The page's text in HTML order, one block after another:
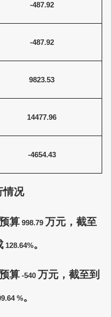
-487.92
-487.92
9823.53
14477.96
-4654.43
情况
算998.79 万元，截至
128.64%。
算-540 万元，截至到
%。